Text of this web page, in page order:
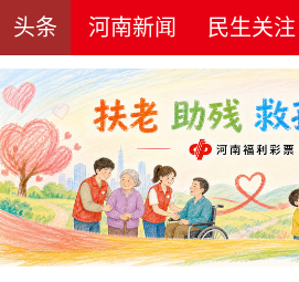
头条 河南新闻 民生关注